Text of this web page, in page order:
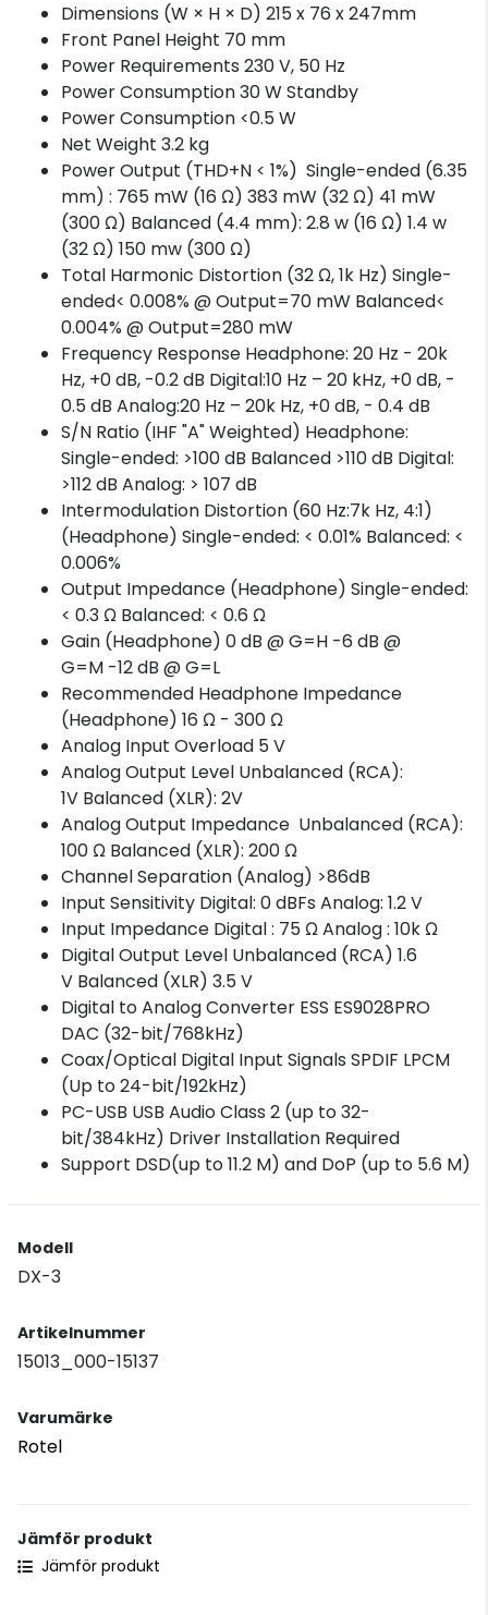
Dimensions (W × H × D) 215 x 76 x 247mm
Front Panel Height 70 mm
Power Requirements 230 V, 50 Hz
Power Consumption 30 W Standby
Power Consumption <0.5 W
Net Weight 3.2 kg
Power Output (THD+N < 1%) Single-ended (6.35
mm) : 765 mW (16 Ω) 383 mW (32 Ω) 41 mW
(300 Ω) Balanced (4.4 mm): 2.8 w (16 Ω) 1.4 w
(32 Ω) 150 mw (300 Ω)
Total Harmonic Distortion (32 Ω, 1k Hz) Single-
ended< 0.008% @ Output=70 mW Balanced<
0.004% @ Output=280 mW
Frequency Response Headphone: 20 Hz - 20k
Hz, +0 dB, -0.2 dB Digital:10 Hz – 20 kHz, +0 dB, -
0.5 dB Analog:20 Hz – 20k Hz, +0 dB, - 0.4 dB
S/N Ratio (IHF "A" Weighted) Headphone:
Single-ended: >100 dB Balanced >110 dB Digital:
>112 dB Analog: > 107 dB
Intermodulation Distortion (60 Hz:7k Hz, 4:1)
(Headphone) Single-ended: < 0.01% Balanced: <
0.006%
Output Impedance (Headphone) Single-ended:
< 0.3 Ω Balanced: < 0.6 Ω
Gain (Headphone) 0 dB @ G=H -6 dB @
G=M -12 dB @ G=L
Recommended Headphone Impedance
(Headphone) 16 Ω - 300 Ω
Analog Input Overload 5 V
Analog Output Level Unbalanced (RCA):
1V Balanced (XLR): 2V
Analog Output Impedance Unbalanced (RCA):
100 Ω Balanced (XLR): 200 Ω
Channel Separation (Analog) >86dB
Input Sensitivity Digital: 0 dBFs Analog: 1.2 V
Input Impedance Digital : 75 Ω Analog : 10k Ω
Digital Output Level Unbalanced (RCA) 1.6
V Balanced (XLR) 3.5 V
Digital to Analog Converter ESS ES9028PRO
DAC (32-bit/768kHz)
Coax/Optical Digital Input Signals SPDIF LPCM
(Up to 24-bit/192kHz)
PC-USB USB Audio Class 2 (up to 32-
bit/384kHz) Driver Installation Required
Support DSD(up to 11.2 M) and DoP (up to 5.6 M)
Modell
DX-3
Artikelnummer
15013_000-15137
Varumärke
Rotel
Jämför produkt
Jämför produkt